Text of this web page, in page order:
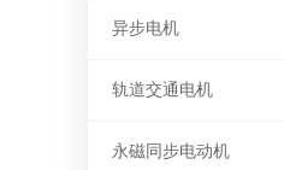
异步电机
轨道交通电机
永磁同步电动机